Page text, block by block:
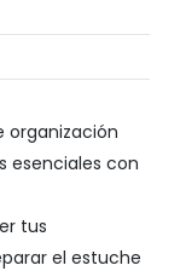
organización
esenciales con
tus
el estuche